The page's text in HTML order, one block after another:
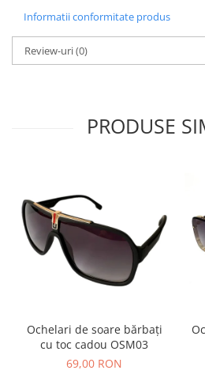
Informatii conformitate produs
Review-uri(0)
PRODUSE
Ochelari de soare bărbați
cu toc cadou OSM03
69,00 RON